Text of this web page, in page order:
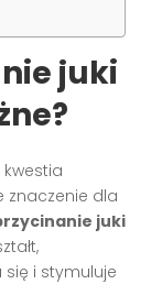
juki
znaczenie dla
juki
i stymuluje